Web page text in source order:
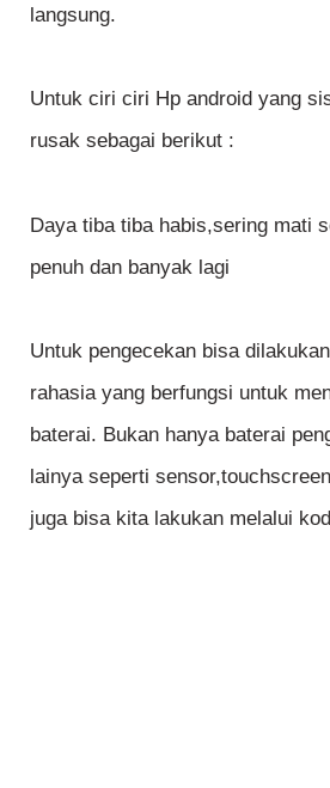
langsung.
Untuk ciri ciri Hp android yang
rusak sebagai berikut :
Daya tiba tiba habis,sering mati
penuh dan banyak lagi
Untuk pengecekan bisa
rahasia yang berfungsi untuk
baterai. Bukan hanya baterai
lainya seperti
juga bisa kita lakukan melalui